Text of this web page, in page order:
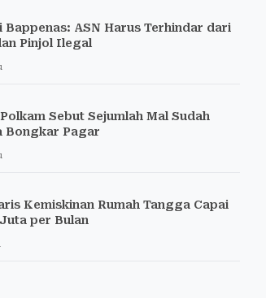
Bappenas: ASN Harus Terhindar dari
Pinjol Ilegal
Sebut Sejumlah Mal Sudah
Bongkar Pagar
Kemiskinan Rumah Tangga Capai
per Bulan